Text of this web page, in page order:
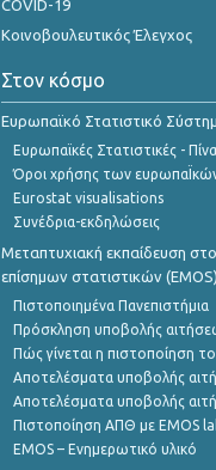
COVID-19
Κοινοβουλευτικός Έλεγχος
Στον κόσμο
Ευρωπαϊκό Στατιστικό
Ευρωπαϊκές Στατιστικές -
Όροι χρήσης των
Eurostat visualisations
Συνέδρια-εκδηλώσεις
Μεταπτυχιακή εκπαίδευση
επίσημων στατιστικών (EMOS)
Πιστοποιημένα Πανεπιστήμια
Πρόσκληση υποβολής
Πώς γίνεται η πιστοποίηση
Αποτελέσματα υποβολής
Αποτελέσματα υποβολής
Πιστοποίηση ΑΠΘ με EMOS
EMOS – Ενημερωτικό υλικό